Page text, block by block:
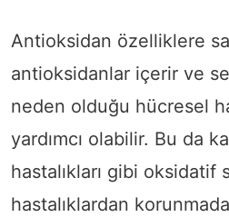
Antioksidan özelliklere
antioksidanlar içerir ve
neden olduğu hücresel
yardımcı olabilir. Bu da
hastalıkları gibi oksidatif
hastalıklardan